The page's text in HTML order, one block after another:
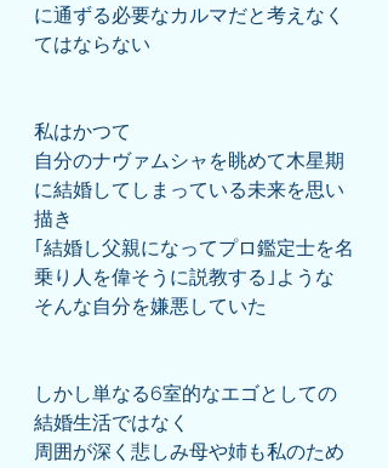
に通ずる必要なカルマだと考えなく
てはならない
私はかつて
自分のナヴァムシャを眺めて木星期
に結婚してしまっている未来を思い
描き
｢結婚し父親になってプロ鑑定士を名
乗り人を偉そうに説教する｣ような
そんな自分を嫌悪していた
しかし単なる6室的なエゴとしての
結婚生活ではなく
周囲が深く悲しみ母や姉も私のため